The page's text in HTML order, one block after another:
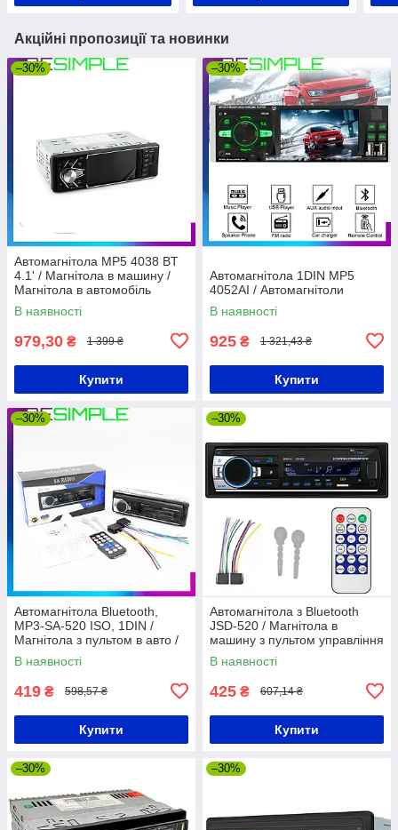
Акційні пропозиції та новинки
–30%
Автомагнітола MP5 4038 BT
4.1' / Магнітола в машину /
Магнітола в автомобіль
В наявності
979,30 ₴ 1 399 ₴
Купити
–30%
Автомагнітола 1DIN MP5
4052AI / Автомагнітоли
В наявності
925 ₴ 1 321,43 ₴
Купити
–30%
Автомагнітола Bluetooth,
MP3-SA-520 ISO, 1DIN /
Магнітола з пультом в авто /
Магнітола з USB та AUX
В наявності
419 ₴ 598,57 ₴
Купити
–30%
Автомагнітола з Bluetooth
JSD-520 / Магнітола в
машину з пультом управління
/ Магнітофон в авто
В наявності
425 ₴ 607,14 ₴
Купити
–30% –30%